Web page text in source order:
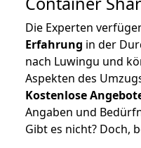
Die Experten
Erfahrung in der
nach Luwingu und
Aspekten des
Kostenlose
Angaben und
Gibt es nicht? Doch,